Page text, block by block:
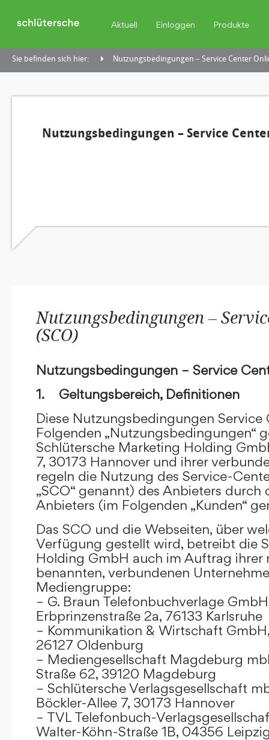
Aktuell Einloggen Produkte
Sie befinden sich hier: Nutzungsbedingungen – Service Center
Nutzungsbedingungen – Service
Nutzungsbedingungen –
(SCO)
Nutzungsbedingungen – Service
1. Geltungsbereich, Definitionen
Diese Nutzungsbedingungen Service
Folgenden „Nutzungsbedingungen“
Schlütersche Marketing Holding
7, 30173 Hannover und ihrer
regeln die Nutzung des Service-
„SCO“ genannt) des Anbieters durch
Anbieters (im Folgenden „Kunden“
Das SCO und die Webseiten, über
Verfügung gestellt wird, betreibt die
Holding GmbH auch im Auftrag ihrer
benannten, verbundenen
Mediengruppe:
– G. Braun Telefonbuchverlage GmbH
Erbprinzenstraße 2a, 76133 Karlsruhe
– Kommunikation & Wirtschaft
26127 Oldenburg
– Mediengesellschaft Magdeburg
Straße 62, 39120 Magdeburg
– Schlütersche Verlagsgesellschaft
Böckler-Allee 7, 30173 Hannover
– TVL Telefonbuch-
Walter-Köhn-Straße 1B, 04356